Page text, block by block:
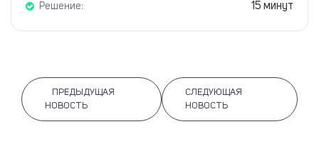
Решение: 15 минут
ПРЕДЫДУЩАЯ
НОВОСТЬ
СЛЕДУЮЩАЯ
НОВОСТЬ